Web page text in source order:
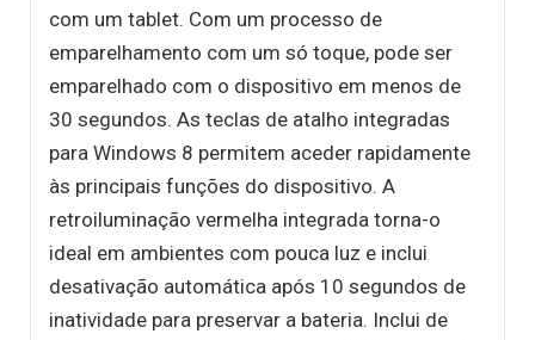
com um tablet. Com um processo de
emparelhamento com um só toque, pode ser
emparelhado com o dispositivo em menos de
30 segundos. As teclas de atalho integradas
para Windows 8 permitem aceder rapidamente
às principais funções do dispositivo. A
retroiluminação vermelha integrada torna-o
ideal em ambientes com pouca luz e inclui
desativação automática após 10 segundos de
inatividade para preservar a bateria. Inclui de